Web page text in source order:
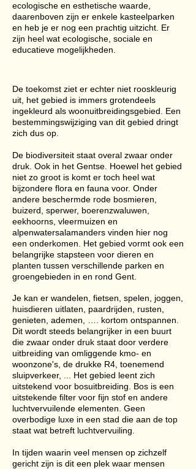
ecologische en esthetische waarde,
daarenboven zijn er enkele kasteelparken
en heb je er nog een prachtig uitzicht. Er
zijn heel wat ecologische, sociale en
educatieve mogelijkheden.
De toekomst ziet er echter niet rooskleurig
uit, het gebied is immers grotendeels
ingekleurd als woonuitbreidingsgebied. Een
bestemmingswijziging van dit gebied dringt
zich dus op.
De biodiversiteit staat overal zwaar onder
druk. Ook in het Gentse. Hoewel het gebied
niet zo groot is komt er toch heel wat
bijzondere flora en fauna voor. Onder
andere beschermde rode bosmieren,
buizerd, sperwer, boerenzwaluwen,
eekhoorns, vleermuizen en
alpenwatersalamanders vinden hier nog
een onderkomen. Het gebied vormt ook een
belangrijke stapsteen voor dieren en
planten tussen verschillende parken en
groengebieden in en rond Gent.
Je kan er wandelen, fietsen, spelen, joggen,
huisdieren uitlaten, paardrijden, rusten,
genieten, ademen, …. kortom ontspannen.
Dit wordt steeds belangrijker in een buurt
die zwaar onder druk staat door verdere
uitbreiding van omliggende kmo- en
woonzone's, de drukke R4, toenemend
sluipverkeer, ... Het gebied leent zich
uitstekend voor bosuitbreiding. Bos is een
uitstekende filter voor fijn stof en andere
luchtvervuilende elementen. Geen
overbodige luxe in een stad die aan de top
staat wat betreft luchtvervuiling.
In tijden waarin veel mensen op zichzelf
gericht zijn is dit een plek waar mensen